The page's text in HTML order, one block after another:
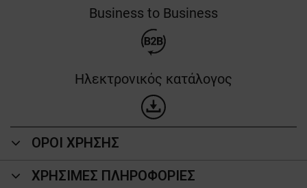
Business to Business
Ηλεκτρονικός κατάλογος
ΟΡΟΙ ΧΡΗΣΗΣ
ΧΡΗΣΙΜΕΣ ΠΛΗΡΟΦΟΡΙΕΣ